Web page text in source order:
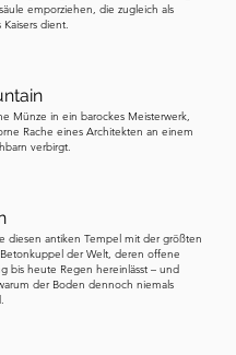
Im Gegensatz dazu
umgewidmet
Sie heute sehen, ist
die Form des Stadions.
aber ohne die
die darüber
wird der Circus
für Konzerte und
emporziehen, die zugleich als
dient.
Münze in ein barockes Meisterwerk,
Rache eines Architekten an einem
verbirgt.
diesen antiken Tempel mit der größten
der Welt, deren offene
bis heute Regen hereinlässt – und
der Boden dennoch niemals